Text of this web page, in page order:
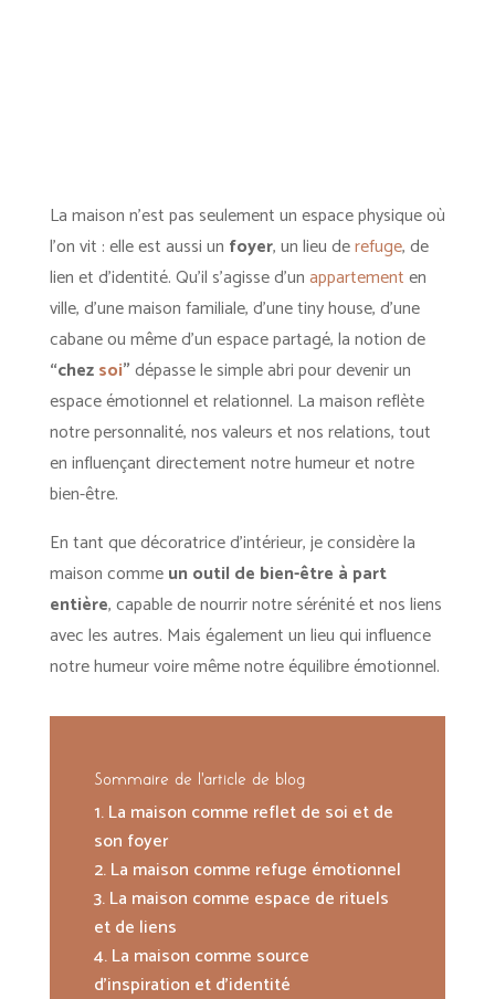
La maison n’est pas seulement un espace physique où
l’on vit : elle est aussi un foyer, un lieu derefuge, de
lien et d’identité. Qu’il s’agisse d’unappartementen
ville, d’une maison familiale, d’une tiny house, d’une
cabane ou même d’un espace partagé, la notion de
“chezsoi”dépasse le simple abri pour devenir un
espace émotionnel et relationnel. La maison reflète
notre personnalité, nos valeurs et nos relations, tout
en influençant directement notre humeur et notre
bien-être.
En tant que décoratrice d’intérieur, je considère la
maison commeun outil de bien-être à part
entière, capable de nourrir notre sérénité et nos liens
avec les autres. Mais également un lieu qui influence
notre humeur voire même notre équilibre émotionnel.
Sommaire de l'article de blog
La maison comme reflet de soi et de
son foyer
La maison comme refuge émotionnel
La maison comme espace de rituels
et de liens
La maison comme source
d’inspiration et d’identité